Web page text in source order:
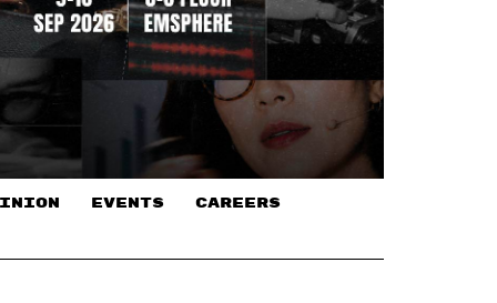
EVENTS CAREERS